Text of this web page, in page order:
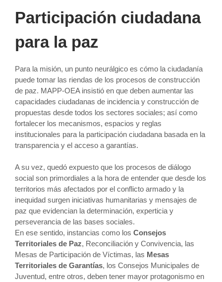
Participación ciudadana
para la paz
Para la misión, un punto neurálgico es cómo la ciudadanía
puede tomar las riendas de los procesos de construcción
de paz. MAPP-OEA insistió en que deben aumentar las
capacidades ciudadanas de incidencia y construcción de
propuestas desde todos los sectores sociales; así como
fortalecer los mecanismos, espacios y reglas
institucionales para la participación ciudadana basada en la
transparencia y el acceso a garantías.
A su vez, quedó expuesto que los procesos de diálogo
social son primordiales a la hora de entender que desde los
territorios más afectados por el conflicto armado y la
inequidad surgen iniciativas humanitarias y mensajes de
paz que evidencian la determinación, experticia y
perseverancia de las bases sociales.
En ese sentido, instancias como los Consejos
Territoriales de Paz, Reconciliación y Convivencia, las
Mesas de Participación de Víctimas, las Mesas
Territoriales de Garantías, los Consejos Municipales de
Juventud, entre otros, deben tener mayor protagonismo en